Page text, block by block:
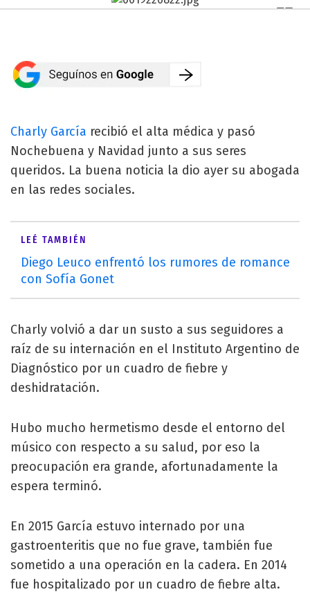
Charly García recibió el alta médica y pasó
Nochebuena y Navidad junto a sus seres
queridos. La buena noticia la dio ayer su abogada
en las redes sociales.
LEÉ TAMBIÉN
Diego Leuco enfrentó los rumores de romance
con Sofía Gonet
Charly volvió a dar un susto a sus seguidores a
raíz de su internación en el Instituto Argentino de
Diagnóstico por un cuadro de fiebre y
deshidratación.
Hubo mucho hermetismo desde el entorno del
músico con respecto a su salud, por eso la
preocupación era grande, afortunadamente la
espera terminó.
En 2015 García estuvo internado por una
gastroenteritis que no fue grave, también fue
sometido a una operación en la cadera. En 2014
fue hospitalizado por un cuadro de fiebre alta.